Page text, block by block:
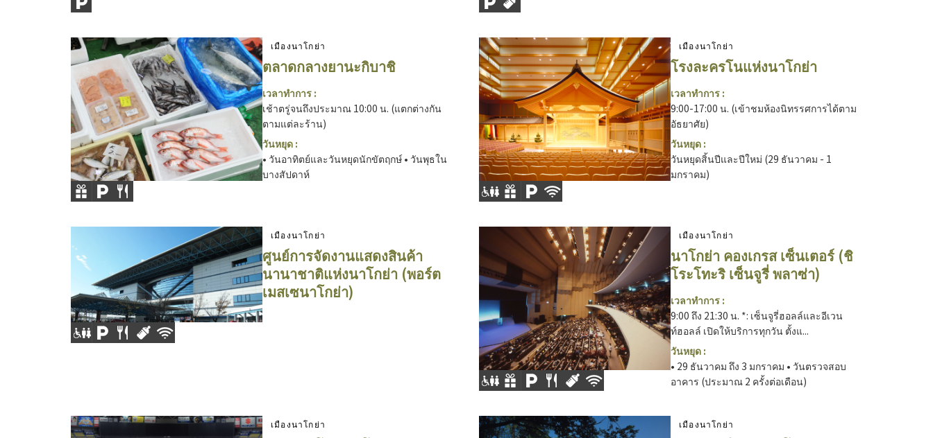
เมืองนาโกย่า
ตลาดกลางยานะกิบาชิ
เวลาทำการ :
เช้าตรู่จนถึงประมาณ 10:00 น. (แตกต่างกัน
ตามแต่ละร้าน)
วันหยุด :
• วันอาทิตย์และวันหยุดนักขัตฤกษ์ • วันพุธใน
บางสัปดาห์
เมืองนาโกย่า
โรงละครโนแห่งนาโกย่า
เวลาทำการ :
9:00-17:00 น. (เข้าชมห้องนิทรรศการได้ตาม
อัธยาศัย)
วันหยุด :
วันหยุดสิ้นปีและปีใหม่ (29 ธันวาคม - 1
มกราคม)
เมืองนาโกย่า
ศูนย์การจัดงานแสดงสินค้า
นานาชาติแห่งนาโกย่า (พอร์ต
เมสเซนาโกย่า)
เมืองนาโกย่า
นาโกย่า คองเกรส เซ็นเตอร์ (ชิ
โระโทะริ เซ็นจูรี่ พลาซ่า)
เวลาทำการ :
9:00 ถึง 21:30 น. *: เซ็นจูรี่ฮอลล์และอีเวน
ท์ฮอลล์ เปิดให้บริการทุกวัน ตั้งแ...
วันหยุด :
• 29 ธันวาคม ถึง 3 มกราคม • วันตรวจสอบ
อาคาร (ประมาณ 2 ครั้งต่อเดือน)
เมืองนาโกย่า เมืองนาโกย่า